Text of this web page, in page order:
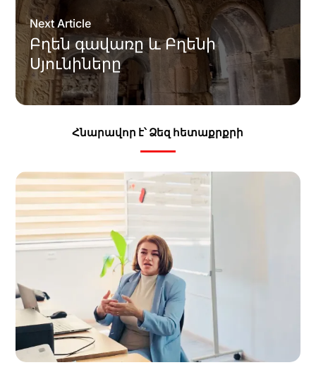
Next Article
Բղեն գավառը և Բղենի
Սյունիները
Հնարավոր է՝ Ձեզ հետաքրքրի